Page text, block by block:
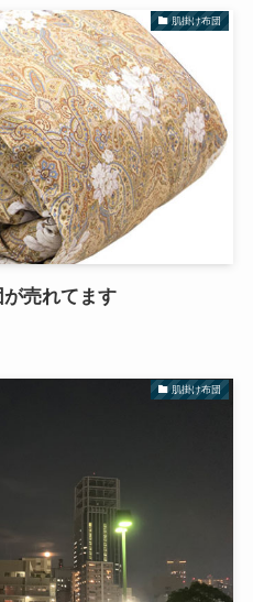
肌掛け布団
売れてます
肌掛け布団